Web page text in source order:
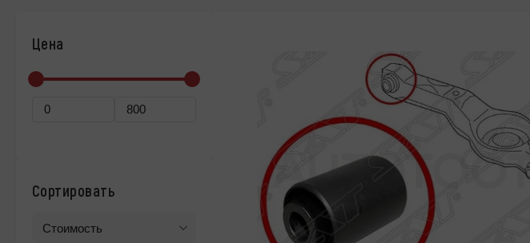
Цена
Сортировать